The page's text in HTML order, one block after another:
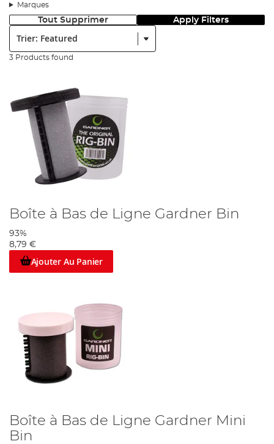
Marques
Tout Supprimer Apply Filters
3 Products found
Boîte à Bas de Ligne Gardner Bin
93%
8,79 €
Ajouter Au Panier
Boîte à Bas de Ligne Gardner Mini
Bin